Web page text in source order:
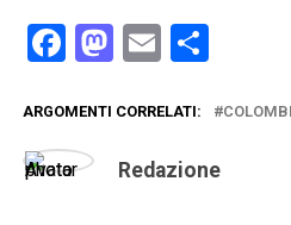
Facebook
Mastodon
Email
ARGOMENTI CORRELATI:
Redazione